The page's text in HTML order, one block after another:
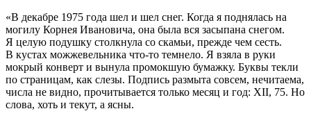
«В декабре 1975 года шел и шел снег. Когда я поднялась на
могилу Корнея Ивановича, она была вся засыпана снегом.
Я целую подушку столкнула со скамьи, прежде чем сесть.
В кустах можжевельника что-то темнело. Я взяла в руки
мокрый конверт и вынула промокшую бумажку. Буквы текли
по страницам, как слезы. Подпись размыта совсем, нечитаема,
числа не видно, прочитывается только месяц и год: XII, 75. Но
слова, хоть и текут, а ясны.